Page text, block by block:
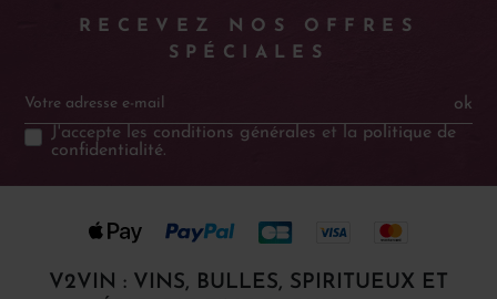
RECEVEZ NOS OFFRES
SPÉCIALES
ok
J'accepte les conditions générales et la politique de
confidentialité.
V2VIN : VINS, BULLES, SPIRITUEUX ET